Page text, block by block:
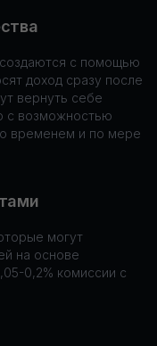
с помощью
доход сразу после
вернуть себе
с возможностью
временем и по мере
могут
на основе
0,2% комиссии с